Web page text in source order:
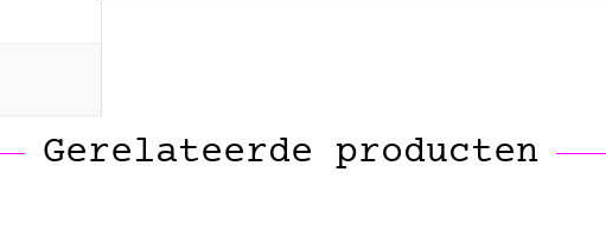
Gerelateerde producten